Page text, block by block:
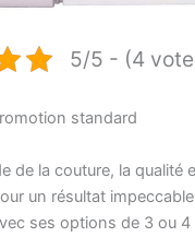
5/5 - (4
de la couture, la qualité
un résultat
ses options de 3 ou